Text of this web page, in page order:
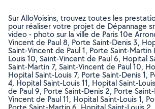
Sur AlloVoisins, trouvez toutes les
pour réaliser votre projet de Dépannage
video - photo sur la ville de Paris 10e
Vincent de Paul 8, Porte Saint-Denis 3,
Saint-Vincent de Paul 1, Porte Saint-
Louis 10, Saint-Vincent de Paul 6, Hopital
Saint-Martin 7, Saint-Vincent de Paul 10,
Hopital Saint-Louis 7, Porte Saint-Denis 1,
4, Hopital Saint-Louis 11, Hopital Saint-
de Paul 9, Porte Saint-Denis 2, Porte
Vincent de Paul 11, Hopital Saint-Louis 1,